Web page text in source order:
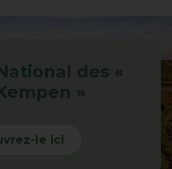
des «
»
le ici